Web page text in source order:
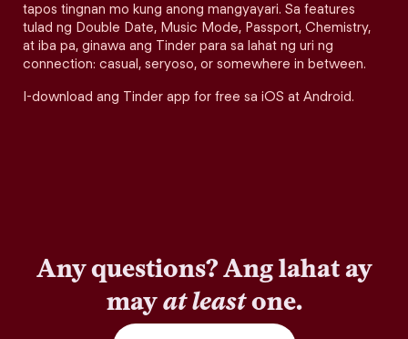
tapos tingnan mo kung anong mangyayari. Sa features
tulad ng Double Date, Music Mode, Passport, Chemistry,
at iba pa, ginawa ang Tinder para sa lahat ng uri ng
connection: casual, seryoso, or somewhere in between.
I-download ang Tinder app for free sa iOS at Android.
Any questions? Ang lahat ay
mayat leastone.